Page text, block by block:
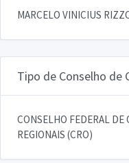
MARCELO VINICIUS
Tipo de Conselho de
CONSELHO FEDERAL DE
REGIONAIS (CRO)